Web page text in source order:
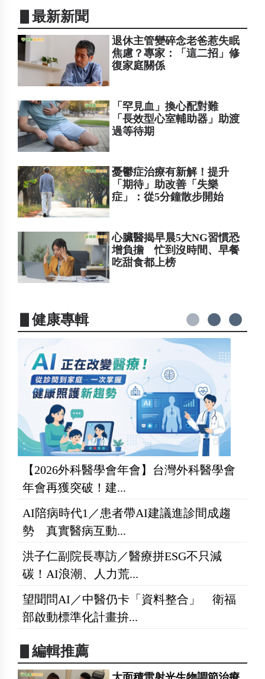
▋最新新聞
退休主管變碎念老爸惹失眠
焦慮？專家：「這二招」修
復家庭關係
「罕見血」換心配對難
「長效型心室輔助器」助渡
過等待期
憂鬱症治療有新解！提升
「期待」助改善「失樂
症」：從5分鐘散步開始
心臟醫揭早晨5大NG習慣恐
增負擔 忙到沒時間、早餐
吃甜食都上榜
▋健康專輯
【2026外科醫學會年會】台灣外科醫學會
年會再獲突破！建...
AI陪病時代1／患者帶AI建議進診間成趨
勢 真實醫病互動...
洪子仁副院長專訪／醫療拼ESG不只減
碳！AI浪潮、人力荒...
望聞問AI／中醫仍卡「資料整合」 衛福
部啟動標準化計畫拚...
▋編輯推薦